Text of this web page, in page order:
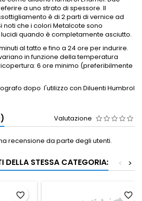
a uno strato di spessore. Il
è di 2 parti di vernice ad
noti che i colori Metalcote sono
quando è completamente asciutto.
al tatto e fino a 24 ore per indurire.
in funzione della temperatura
6 ore minimo (preferibilmente
dopo l'utilizzo con Diluenti Humbrol
Valutazione
recensione da parte degli utenti.
DELLA STESSA CATEGORIA: >
<
favorite_border favorite_border